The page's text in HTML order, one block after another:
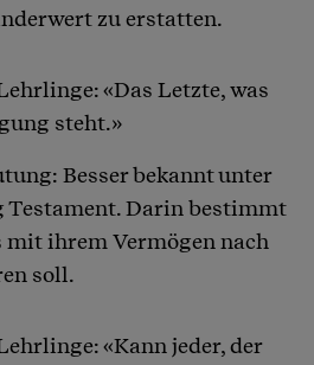
zu erstatten.
«Das Letzte, was
steht.»
Besser bekannt unter
Testament. Darin bestimmt
mit ihrem Vermögen nach
soll.
«Kann jeder, der